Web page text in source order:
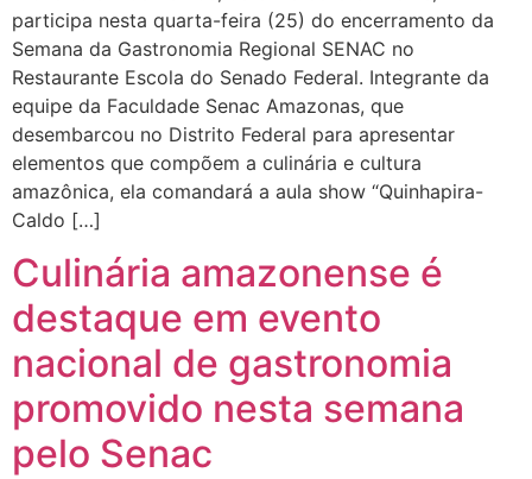
participa nesta quarta-feira (25) do encerramento da
Semana da Gastronomia Regional SENAC no
Restaurante Escola do Senado Federal. Integrante da
equipe da Faculdade Senac Amazonas, que
desembarcou no Distrito Federal para apresentar
elementos que compõem a culinária e cultura
amazônica, ela comandará a aula show “Quinhapira-
Caldo […]
Culinária amazonense é
destaque em evento
nacional de gastronomia
promovido nesta semana
pelo Senac